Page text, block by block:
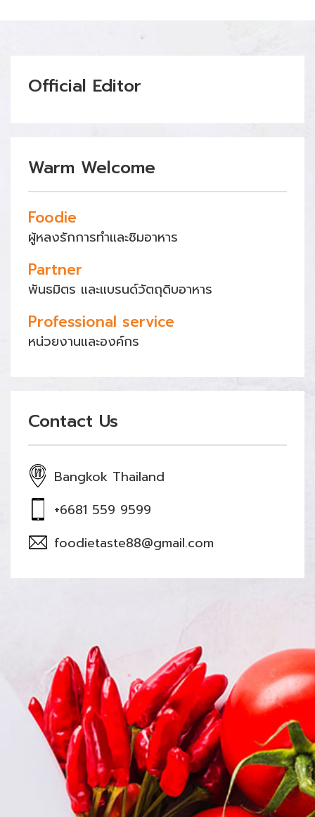
Official Editor
Warm Welcome
Foodie
ผู้หลงรักการทำและชิมอาหาร
Partner
พันธมิตร และแบรนด์วัตถุดิบอาหาร
Professional service
หน่วยงานและองค์กร
Contact Us
Bangkok Thailand
+6681 559 9599
foodietaste88@gmail.com